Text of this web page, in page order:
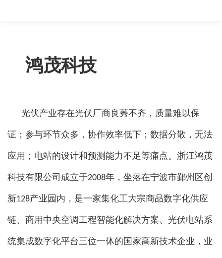
鸿茂科技
光伏产业存在光伏厂商良莠不齐，质量难以保
证；参与环节众多，协作效率低下；数据分散，无法
应用；电站的设计和预测能力不足等痛点。浙江鸿茂
科技有限公司成立于2008年，坐落在宁波市鄞州区创
新128产业园内，是一家集化工大宗商品数字化供应
链、商用中央空调工程智能化解决方案、光伏电站系
统集成数字化平台三位一体的国家高新技术企业，业